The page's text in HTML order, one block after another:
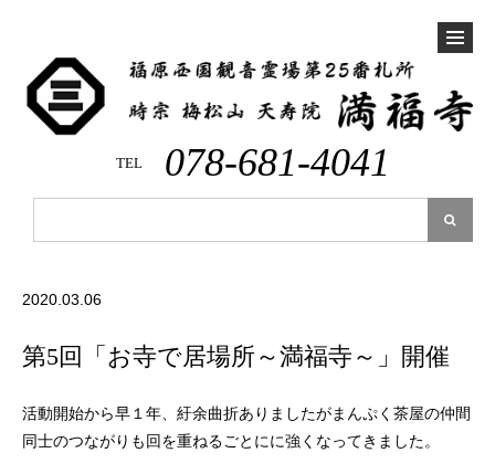
TEL 078-681-4041
2020.03.06
第5回「お寺で居場所～満福寺～」開催
活動開始から早１年、紆余曲折ありましたがまんぷく茶屋の仲間
同士のつながりも回を重ねるごとにに強くなってきました。